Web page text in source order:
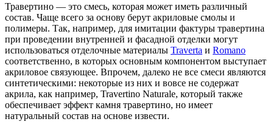
Травертино — это смесь, которая может иметь различный
состав. Чаще всего за основу берут акриловые смолы и
полимеры. Так, например, для имитации фактуры травертина
при проведении внутренней и фасадной отделки могут
использоваться отделочные материалы Traverta и Romano
соответственно, в которых основным компонентом выступает
акриловое связующее. Впрочем, далеко не все смеси являются
синтетическими: некоторые из них и вовсе не содержат
акрила, как например, Travertino Naturale, который также
обеспечивает эффект камня травертино, но имеет
натуральный состав на основе извести.